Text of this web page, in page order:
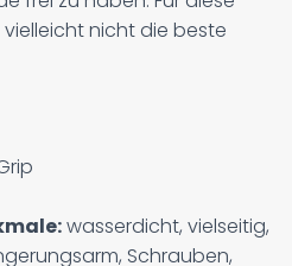
nicht die beste
wasserdicht, vielseitig,
Schrauben,